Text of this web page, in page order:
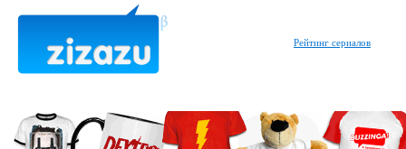
Рейтинг сериалов